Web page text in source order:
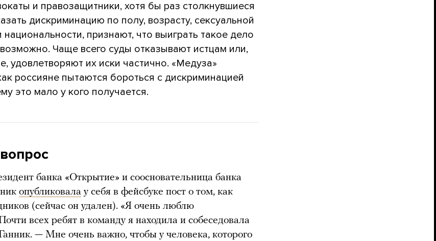
и правозащитники, хотя бы раз столкнувшиеся
дискриминацию по полу, возрасту, сексуальной
национальности, признают, что выиграть такое дело
Чаще всего суды отказывают истцам или,
удовлетворяют их иски частично. «Медуза»
россияне пытаются бороться с дискриминацией
это мало у кого получается.
банка «Открытие» и соосновательница банка
опубликовала у себя в фейсбуке пост о том, как
(сейчас он удален). «Я очень люблю
всех ребят в команду я находила и собеседовала
— Мне очень важно, чтобы у человека, которого